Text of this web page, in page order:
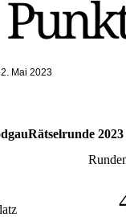
Mai 2023
2023